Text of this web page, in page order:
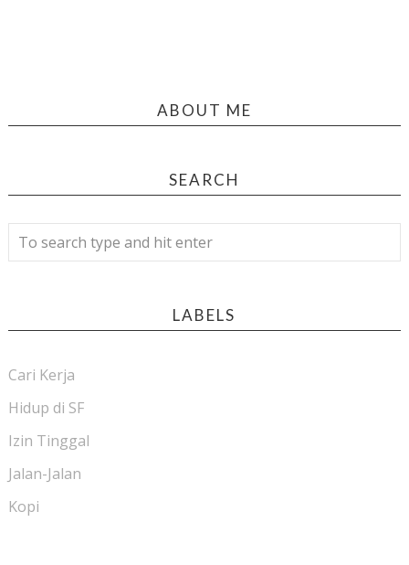
ABOUT ME
SEARCH
LABELS
Cari Kerja
Hidup di SF
Izin Tinggal
Jalan-Jalan
Kopi